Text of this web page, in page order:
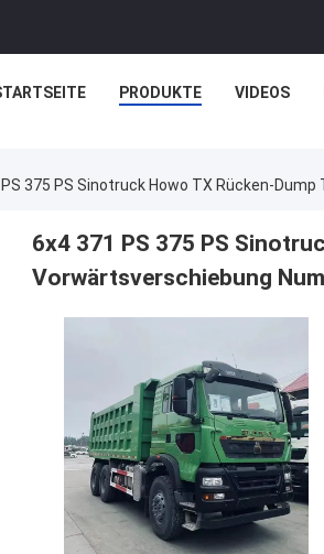
PRODUKTE VIDEOS
375 PS Sinotruck Howo TX Rücken-
6x4 371 PS 375 PS
Vorwärtsverschiebung